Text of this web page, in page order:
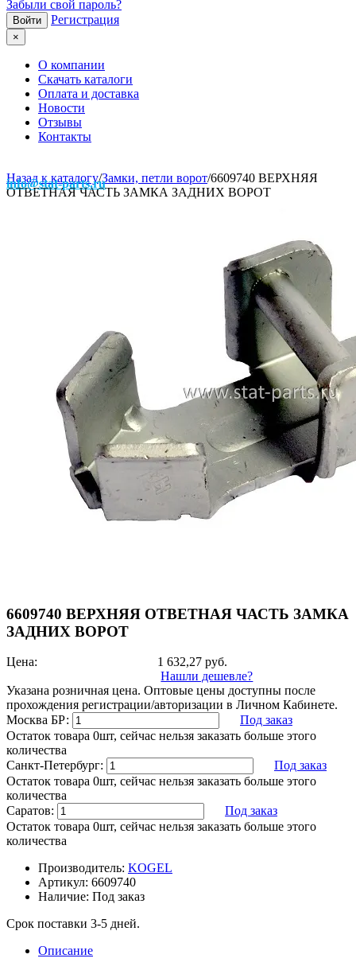
Забыли свой пароль?
Регистрация
×
О компании
Скачать каталоги
Оплата и доставка
Новости
Отзывы
Контакты
info@stat-parts.ru
Назад к каталогу/Замки, петли ворот/6609740 ВЕРХНЯЯ
ОТВЕТНАЯ ЧАСТЬ ЗАМКА ЗАДНИХ ВОРОТ
6609740 ВЕРХНЯЯ ОТВЕТНАЯ ЧАСТЬ ЗАМКА
ЗАДНИХ ВОРОТ
Цена: 1 632,27руб.
Нашли дешевле?
Указана розничная цена. Оптовые цены доступны после
прохождения регистрации/авторизации в Личном Кабинете.
Москва БР:
Под заказ
Остаток товара 0шт, сейчас нельзя заказать больше этого
количества
Санкт-Петербург:
Под заказ
Остаток товара 0шт, сейчас нельзя заказать больше этого
количества
Саратов:
Под заказ
Остаток товара 0шт, сейчас нельзя заказать больше этого
количества
Производитель: KOGEL
Артикул: 6609740
Наличие: Под заказ
Срок поставки 3-5 дней.
Описание